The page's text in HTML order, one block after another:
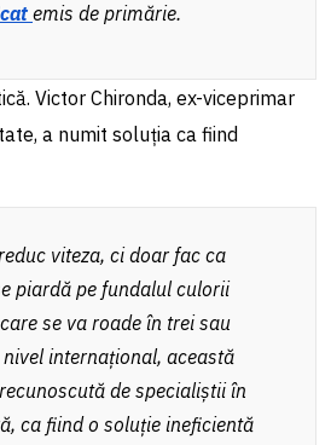
emis de primărie.
Victor Chironda, ex-viceprimar
a numit soluția ca fiind
viteza, ci doar fac ca
piardă pe fundalul culorii
se va roade în trei sau
internațional, această
de specialiștii în
ca fiind o soluție ineficientă